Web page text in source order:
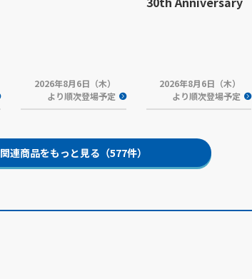
2026年8月6日（木）
より順次登場予定
2026年8月6日（木）
より順次登場予定
関連商品をもっと見る（577件）